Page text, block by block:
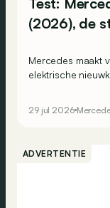
(2026), de
Mercedes maakt
elektrische
29 jul 2026
ADVERTENTIE